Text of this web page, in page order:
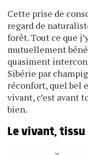
Cette prise de
regard de
forêt. Tout ce que
mutuellement
quasiment
Sibérie par
réconfort, quel bel
vivant, c’est avant
bien.
Le vivant,